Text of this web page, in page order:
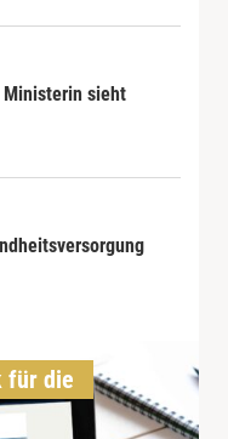
sieht
für die